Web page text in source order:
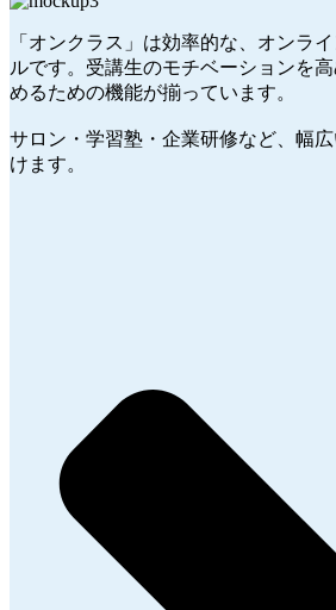
「オンクラス」は効率的な、オンラ
ルです。受講生のモチベーションを
めるための機能が揃っています。
サロン・学習塾・企業研修など、幅
けます。